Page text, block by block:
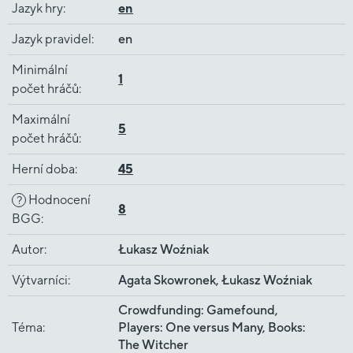
Jazyk hry: en
Jazyk pravidel : en
Minimální
počet hráčů:
1
Maximální
počet hráčů:
5
Herní doba: 45
?
Hodnocení
BGG:
8
Autor: Łukasz Woźniak
Výtvarníci: Agata Skowronek, Łukasz Woźniak
Téma:
Crowdfunding: Gamefound,
Players: One versus Many, Books:
The Witcher